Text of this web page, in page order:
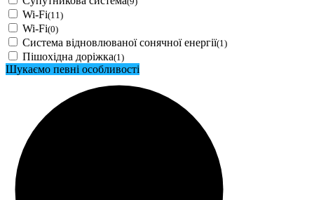
Wi-Fi(11)
Wi-Fi(0)
Система відновлюваної сонячної енергії(1)
Пішохідна доріжка(1)
Шукаємо певні особливості